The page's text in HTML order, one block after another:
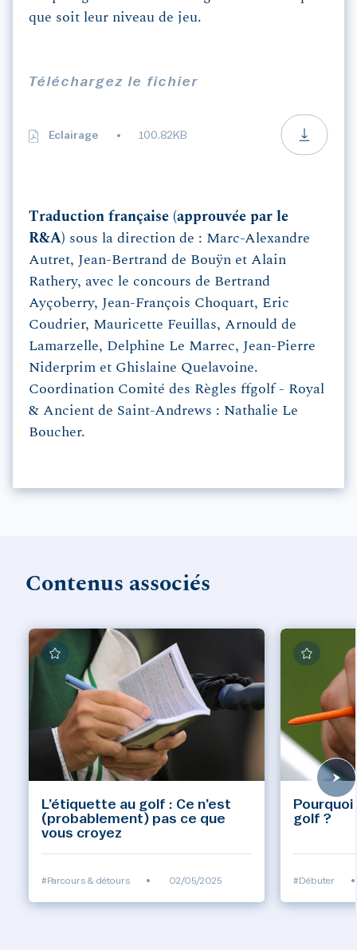
que soit leur niveau de jeu.
Téléchargez le fichier
Eclairage 100.82KB
Traduction française (approuvée par le
R&A) sous la direction de : Marc-Alexandre
Autret, Jean-Bertrand de Bouÿn et Alain
Rathery, avec le concours de Bertrand
Ayçoberry, Jean-François Choquart, Eric
Coudrier, Mauricette Feuillas, Arnould de
Lamarzelle, Delphine Le Marrec, Jean-Pierre
Niderprim et Ghislaine Quelavoine.
Coordination Comité des Règles ffgolf - Royal
& Ancient de Saint-Andrews : Nathalie Le
Boucher.
Contenus associés
L’étiquette au golf : Ce n’est
(probablement) pas ce que
vous croyez
#Parcours & détours • 02/05/2025
golf ?
#Débuter •